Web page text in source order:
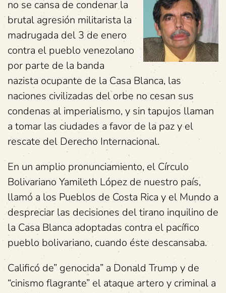
no se cansa de condenar la
brutal agresión militarista la
madrugada del 3 de enero
contra el pueblo venezolano
por parte de la banda
nazista ocupante de la Casa Blanca, las
naciones civilizadas del orbe no cesan sus
condenas al imperialismo, y sin tapujos llaman
a tomar las ciudades a favor de la paz y el
rescate del Derecho Internacional.
En un amplio pronunciamiento, el Círculo
Bolivariano Yamileth López de nuestro país,
llamó a los Pueblos de Costa Rica y el Mundo a
despreciar las decisiones del tirano inquilino de
la Casa Blanca adoptadas contra el pacífico
pueblo bolivariano, cuando éste descansaba.
Calificó de” genocida” a Donald Trump y de
“cinismo flagrante” el ataque artero y criminal a